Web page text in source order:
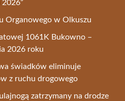
Organowego w Olkuszu
1061K Bukowno –
2026 roku
świadków eliminuje
z ruchu drogowego
zatrzymany na drodze